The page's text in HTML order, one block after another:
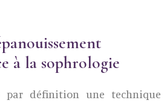
à la sophrologie
par définition une technique